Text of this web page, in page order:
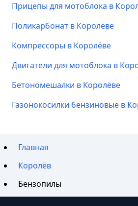
Прицепы для мотоблока в
Поликарбонат в Королёве
Компрессоры в Королёве
Двигатели для мотоблока в
Бетономешалки в Королёве
Газонокосилки бензиновые в
Главная
Королёв
Бензопилы